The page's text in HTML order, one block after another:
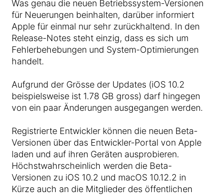
Was genau die neuen Betriebssystem-Versionen
für Neuerungen beinhalten, darüber informiert
Apple für einmal nur sehr zurückhaltend. In den
Release-Notes steht einzig, dass es sich um
Fehlerbehebungen und System-Optimierungen
handelt.
Aufgrund der Grösse der Updates (iOS 10.2
beispielsweise ist 1.78 GB gross) darf hingegen
von ein paar Änderungen ausgegangen werden.
Registrierte Entwickler können die neuen Beta-
Versionen über das Entwickler-Portal von Apple
laden und auf ihren Geräten ausprobieren.
Höchstwahrscheinlich werden die Beta-
Versionen zu iOS 10.2 und macOS 10.12.2 in
Kürze auch an die Mitglieder des öffentlichen